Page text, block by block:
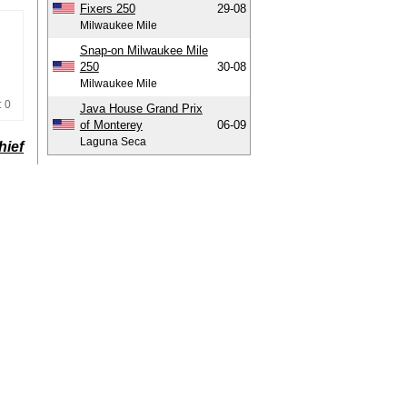
0
Fixers 250
Milwaukee Mile
29-08
Snap-on Milwaukee Mile
250
Milwaukee Mile
30-08
Java House Grand Prix
of Monterey
Laguna Seca
06-09